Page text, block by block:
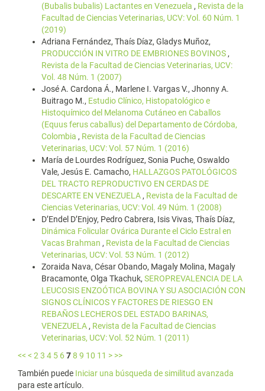
(Bubalis bubalis) Lactantes en Venezuela , Revista de la
Facultad de Ciencias Veterinarias, UCV: Vol. 60 Núm. 1
(2019)
Adriana Fernández, Thaís Díaz, Gladys Muñoz,
PRODUCCIÓN IN VITRO DE EMBRIONES BOVINOS ,
Revista de la Facultad de Ciencias Veterinarias, UCV:
Vol. 48 Núm. 1 (2007)
José A. Cardona Á., Marlene I. Vargas V., Jhonny A.
Buitrago M., Estudio Clínico, Histopatológico e
Histoquímico del Melanoma Cutáneo en Caballos
(Equus ferus caballus) del Departamento de Córdoba,
Colombia , Revista de la Facultad de Ciencias
Veterinarias, UCV: Vol. 57 Núm. 1 (2016)
María de Lourdes Rodríguez, Sonia Puche, Oswaldo
Vale, Jesús E. Camacho, HALLAZGOS PATOLÓGICOS
DEL TRACTO REPRODUCTIVO EN CERDAS DE
DESCARTE EN VENEZUELA , Revista de la Facultad de
Ciencias Veterinarias, UCV: Vol. 49 Núm. 1 (2008)
D’Endel D’Enjoy, Pedro Cabrera, Isis Vivas, Thaís Díaz,
Dinámica Folicular Ovárica Durante el Ciclo Estral en
Vacas Brahman , Revista de la Facultad de Ciencias
Veterinarias, UCV: Vol. 53 Núm. 1 (2012)
Zoraida Nava, César Obando, Magaly Molina, Magaly
Bracamonte, Olga Tkachuk, SEROPREVALENCIA DE LA
LEUCOSIS ENZOÓTICA BOVINA Y SU ASOCIACIÓN CON
SIGNOS CLÍNICOS Y FACTORES DE RIESGO EN
REBAÑOS LECHEROS DEL ESTADO BARINAS,
VENEZUELA , Revista de la Facultad de Ciencias
Veterinarias, UCV: Vol. 52 Núm. 1 (2011)
<< < 2 3 4 5 678 9 10 11 > >>
También puede Iniciar una búsqueda de similitud avanzada
para este artículo.